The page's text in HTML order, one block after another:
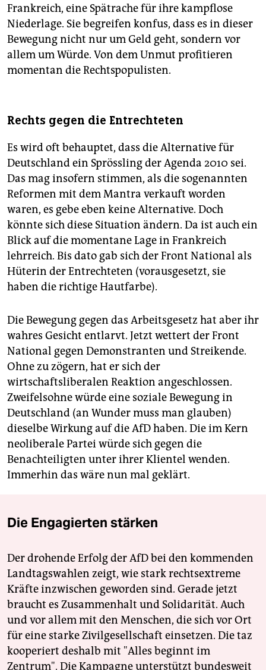
Frankreich, eine Spätrache für ihre kampflose
Niederlage. Sie begreifen konfus, dass es in dieser
Bewegung nicht nur um Geld geht, sondern vor
allem um Würde. Von dem Unmut profitieren
momentan die Rechtspopulisten.
Rechts gegen die Entrechteten
Es wird oft behauptet, dass die Alternative für
Deutschland ein Sprössling der Agenda 2010 sei.
Das mag insofern stimmen, als die sogenannten
Reformen mit dem Mantra verkauft worden
waren, es gebe eben keine Alternative. Doch
könnte sich diese Situation ändern. Da ist auch ein
Blick auf die momentane Lage in Frankreich
lehrreich. Bis dato gab sich der Front National als
Hüterin der Entrechteten (vorausgesetzt, sie
haben die richtige Hautfarbe).
Die Bewegung gegen das Arbeitsgesetz hat aber ihr
wahres Gesicht entlarvt. Jetzt wettert der Front
National gegen Demonstranten und Streikende.
Ohne zu zögern, hat er sich der
wirtschaftsliberalen Reaktion angeschlossen.
Zweifelsohne würde eine soziale Bewegung in
Deutschland (an Wunder muss man glauben)
dieselbe Wirkung auf die AfD haben. Die im Kern
neoliberale Partei würde sich gegen die
Benachteiligten unter ihrer Klientel wenden.
Immerhin das wäre nun mal geklärt.
Die Engagierten stärken
Der drohende Erfolg der AfD bei den kommenden
Landtagswahlen zeigt, wie stark rechtsextreme
Kräfte inzwischen geworden sind. Gerade jetzt
braucht es Zusammenhalt und Solidarität. Auch
und vor allem mit den Menschen, die sich vor Ort
für eine starke Zivilgesellschaft einsetzen. Die taz
kooperiert deshalb mit "Alles beginnt im
Zentrum". Die Kampagne unterstützt bundesweit